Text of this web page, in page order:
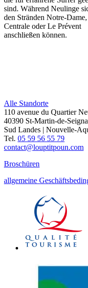
sind. Während Neulinge
den Stränden Notre-
Centrale oder Le Prévent
anschließen können.
Alle Standorte
110 avenue du Quartier
40390 St-Martin-de-
Sud Landes | Nouvelle-
Tel. 05 59 56 55 79
contact@louptitpoun.com
Broschüren
allgemeine